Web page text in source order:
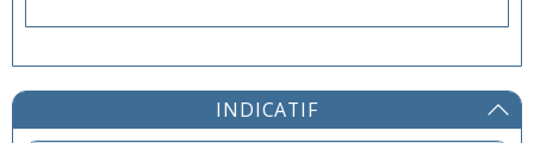
INDICATIF